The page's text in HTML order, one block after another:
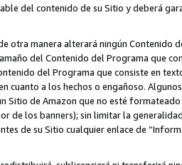
del contenido de su Sitio y deberá
otra manera alterará ningún
del Contenido del Programa que
del Programa que consiste en
cuanto a los hechos o engañoso.
Sitio de Amazon que no esté
de los banners); sin limitar la
de su Sitio cualquier enlace de